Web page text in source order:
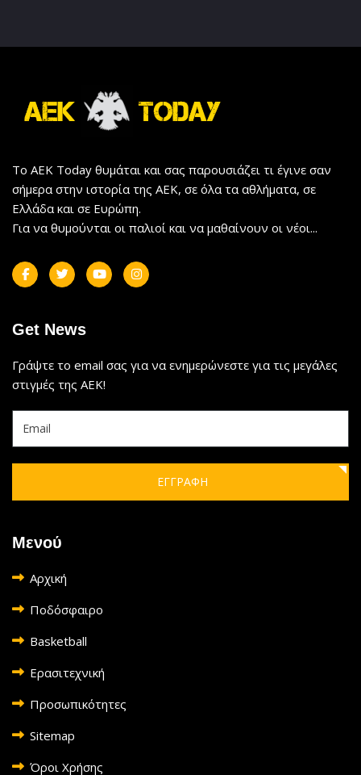
Το AEK Today θυμάται και σας παρουσιάζει τι έγινε σαν
σήμερα στην ιστορία της ΑΕΚ, σε όλα τα αθλήματα, σε
Ελλάδα και σε Ευρώπη.
Για να θυμούνται οι παλιοί και να μαθαίνουν οι νέοι...
Get News
Γράψτε το email σας για να ενημερώνεστε για τις μεγάλες
στιγμές της ΑΕΚ!
ΕΓΓΡΑΦΗ
Μενού
Αρχική
Ποδόσφαιρο
Basketball
Ερασιτεχνική
Προσωπικότητες
Sitemap
Όροι Χρήσης